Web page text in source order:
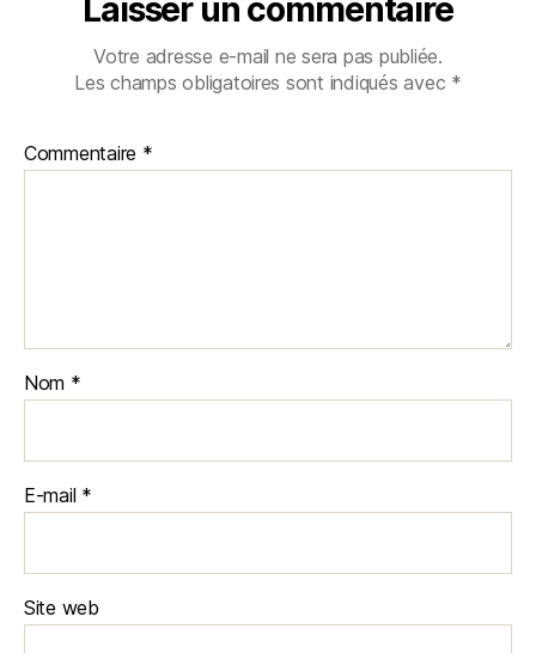
Laisser un commentaire
Votre adresse e-mail ne sera pas publiée.
Les champs obligatoires sont indiqués avec *
Commentaire *
Nom *
E-mail *
Site web